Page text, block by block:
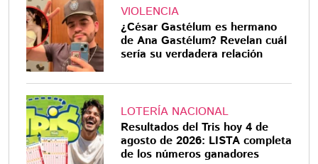
VIOLENCIA
¿César Gastélum es hermano
de Ana Gastélum? Revelan cuál
sería su verdadera relación
LOTERÍA NACIONAL
Resultados del Tris hoy 4 de
agosto de 2026: LISTA completa
de los números ganadores